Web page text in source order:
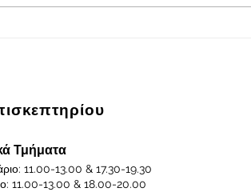
και ημέρα Σάββατο
07/
Τμήματα
11.00-13.00 & 17.30-19.30
11.00-13.00 & 18.00-20.00